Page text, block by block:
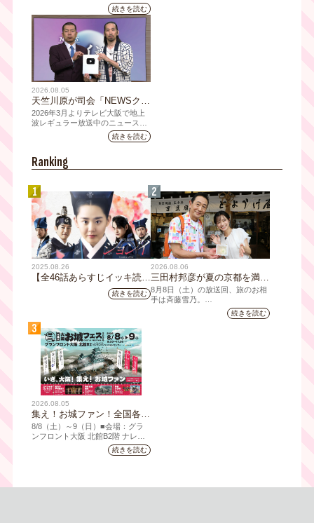
人それぞれの"らしさ"を詰め
込んだアイテムが登場
を使用した新グッズを発売続きを読む
2026.08.05
天竺川原が司会「NEWSクラ
イシス」チャンネル登録者数
10万人突破！テレビ大阪の番
組史上最速記録を更新
2026年3月よりテレビ大阪で地上
波レギュラー放送中のニュース番
組「NEWSクライシス」が、この
たび2026年7月12日(日)に、
人を達成しました。
続きを読む
Ranking
1
2025.08.26
【全46話あらすじイッキ読
み】韓国ドラマ『火の女神
ジョンイ』｜テレビ大阪 9
ート
続きを読む
2
2026.08.06
三田村邦彦が夏の京都を満喫
｜太っ腹な「無限朝食」、住
宅街の隠れ家・角打ち、売り
切れ御免の夏の名物を堪能！
三田村大絶賛！暑い時こそ食
8月8日（土）の放送回、旅のお相
手は斉藤雪乃。
「おとな旅あるき旅」は毎週土曜
続きを読む
3
2026.08.05
集え！お城ファン！全国各地
のお城PRブースが群雄割
拠！『大阪・お城フェス
2026』、いよいよ8/8（土）
8/8（⼟）～9（日）■会場：グラ
ンフロント⼤阪 北館B2階 ナレッ
ジキャピタル コングレコンベンシ
ョンセンター ⼤⼈ 前売1,400円
続きを読む